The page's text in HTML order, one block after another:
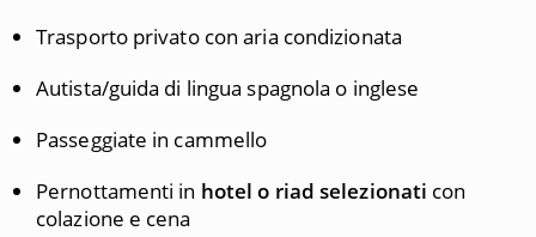
Trasporto privato con aria condizionata
Autista/guida di lingua spagnola o inglese
Passeggiate in cammello
Pernottamenti in hotel o riad selezionati con
colazione e cena